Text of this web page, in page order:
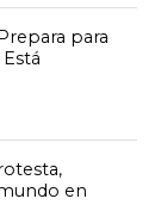
para
en